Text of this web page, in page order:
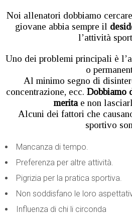
Noi allenatori dobbiamo
giovane abbia sempre il
l’attività
Uno dei problemi principali è
o
Al minimo segno di
concentrazione, ecc. Dobbiamo
meritae non
Alcuni dei fattori che
sportivo
Mancanza di tempo.
Preferenza per altre attività.
Pigrizia per la pratica sportiva.
Non soddisfano le loro
Influenza di chi li circonda